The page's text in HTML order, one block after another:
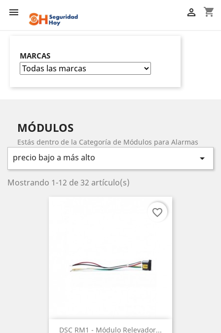
 shopping_cart

MARCAS
MÓDULOS
Estás dentro de la Categoría de Módulos para Alarmas
precio bajo a más alto 
Mostrando 1-12 de 32 artículo(s)
DSC RM1 - Módulo Relevador...
favorite_border